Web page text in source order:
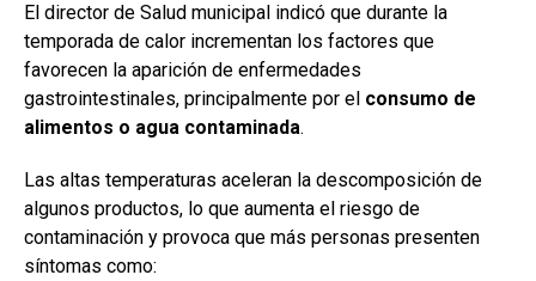
El director de Salud municipal indicó que durante la
temporada de calor incrementan los factores que
favorecen la aparición de enfermedades
gastrointestinales, principalmente por el consumo de
alimentos o agua contaminada.
Las altas temperaturas aceleran la descomposición de
algunos productos, lo que aumenta el riesgo de
contaminación y provoca que más personas presenten
síntomas como: